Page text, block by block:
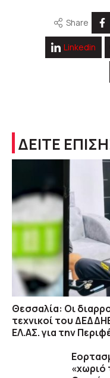
Share
Linkedin
ΔΕΙΤΕ
Θεσσαλία: Οι
τεχνικοί του
ΕΛ.ΑΣ. για την
«χωριό